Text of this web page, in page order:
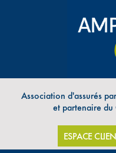
Association d'assurés
et partenaire du
ESPACE